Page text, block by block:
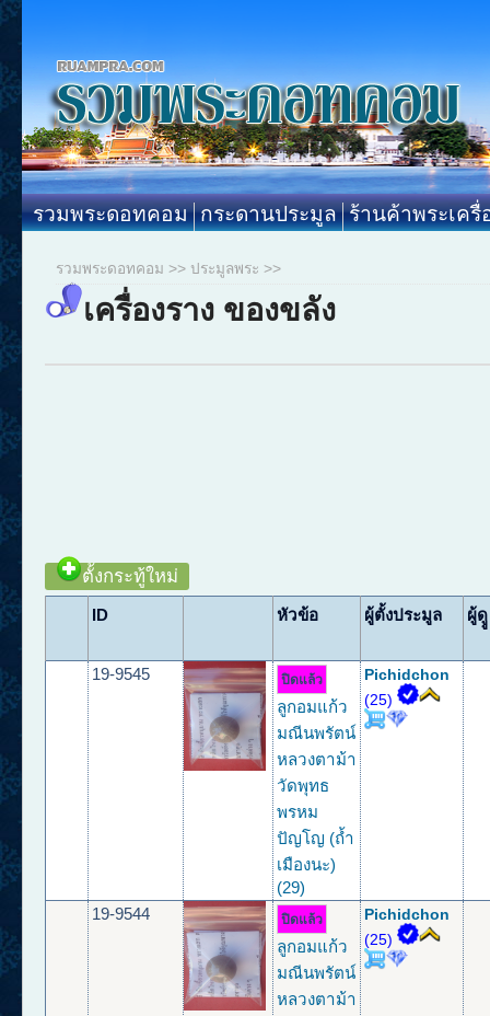
รวมพระดอทคอม กระดานประมูล ร้านค้าพระเครื่
รวมพระดอทคอม >> ประมูลพระ >>
เครื่องราง ของขลัง
ตั้งกระทู้ใหม่
ID หัวข้อ ผู้ตั้งประมูล ผู้ดูู
19-9545 ปิดแล้ว
ลูกอมแก้ว
มณีนพรัตน์
หลวงตาม้า
วัดพุทธ
พรหม
ปัญโญ (ถ้ำ
เมืองนะ)
(29)
Pichidchon
(25)
19-9544 ปิดแล้ว
ลูกอมแก้ว
มณีนพรัตน์
หลวงตาม้า
Pichidchon
(25)